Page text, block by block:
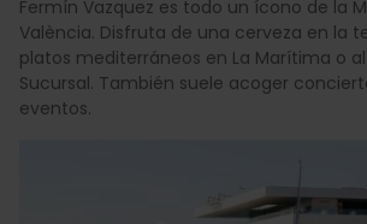
Fermín Vazquez es todo un ícono de la
València. Disfruta de una cerveza en la
platos mediterráneos en La Marítima o
Sucursal. También suele acoger
eventos.